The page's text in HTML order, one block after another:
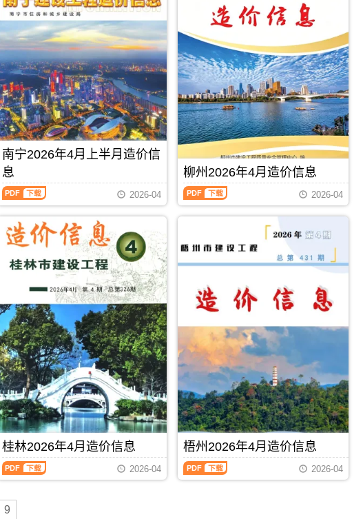
分
为
上
半
月
信
息
价
和
下
半
月
信
息
价
下
载
请
看
造
价
信
息
封
面
月
份
标
题
内
容;
南
宁
信
价
包
汇
柳
州
市
造
价
信
息
期
PDF
信
息
网
用
于
桂
林
工
程
招
标
控
制
价
编
制，
属
于
桂
市
参
考
价，
桂
林
市
造
价
信
息
期
刊
PDF
网
布，
用
于
州
工
程
施
图
预
算
编
制，
属
梧
州
市
取
指
导，
梧
市
造
价
信
息
期
刊
PDF
价
（百
色
建
设
工
程
造
价
信
期
刊，
由
百
色
市
建
设
发
布，
用
于
百
色
工
程
施
工
图
预
算
编
制，
百
PDF 下载
（河
池
建
设
程
造
价
信
息）
期
刊，
由
河
池
市
造
价
于
池
程
设
计
概
算
编
制，
属
PDF 下载
南宁2026年4月上半月造价信
息
南
宁
月
半
价
信
息
（南
宁
建
设
工
程
造
价
信
息）
期
刊，
由
宁
市
PDF 下载
2026-04
柳州2026年4月造价信息
柳
州
月
（柳
建
工
程
造
信
息）
期
刊，
由
柳
州
市
PDF 下载
2026-04
桂林2026年4月造价信息
桂
林
年
4
2026-04
梧州2026年4月造价信息
梧
州
2026-04
9